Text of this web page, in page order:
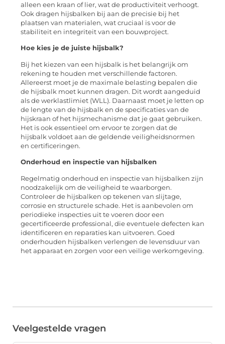
alleen een kraan of lier, wat de productiviteit verhoogt.
Ook dragen hijsbalken bij aan de precisie bij het
plaatsen van materialen, wat cruciaal is voor de
stabiliteit en integriteit van een bouwproject.
Hoe kies je de juiste hijsbalk?
Bij het kiezen van een hijsbalk is het belangrijk om
rekening te houden met verschillende factoren.
Allereerst moet je de maximale belasting bepalen die
de hijsbalk moet kunnen dragen. Dit wordt aangeduid
als de werklastlimiet (WLL). Daarnaast moet je letten op
de lengte van de hijsbalk en de specificaties van de
hijskraan of het hijsmechanisme dat je gaat gebruiken.
Het is ook essentieel om ervoor te zorgen dat de
hijsbalk voldoet aan de geldende veiligheidsnormen
en certificeringen.
Onderhoud en inspectie van hijsbalken
Regelmatig onderhoud en inspectie van hijsbalken zijn
noodzakelijk om de veiligheid te waarborgen.
Controleer de hijsbalken op tekenen van slijtage,
corrosie en structurele schade. Het is aanbevolen om
periodieke inspecties uit te voeren door een
gecertificeerde professional, die eventuele defecten kan
identificeren en reparaties kan uitvoeren. Goed
onderhouden hijsbalken verlengen de levensduur van
het apparaat en zorgen voor een veilige werkomgeving.
Veelgestelde vragen